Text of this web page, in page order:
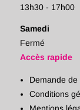
13h30 - 17h00
Samedi
Fermé
Accès rapide
Demande de
Conditions